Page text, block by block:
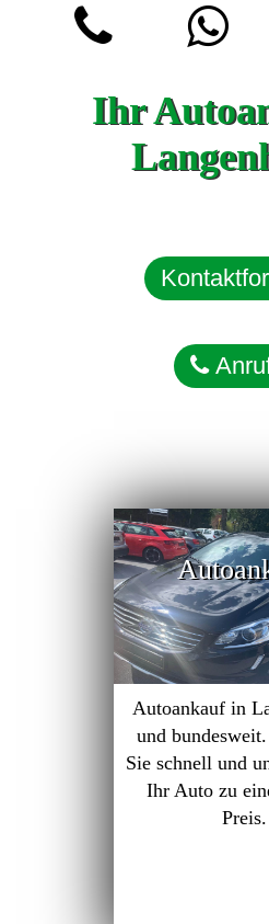
Ihr
Autoankauf in
und
Sie schnell und
Ihr Auto zu
Preis.